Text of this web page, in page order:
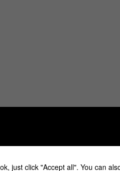
just click "Accept all". You can